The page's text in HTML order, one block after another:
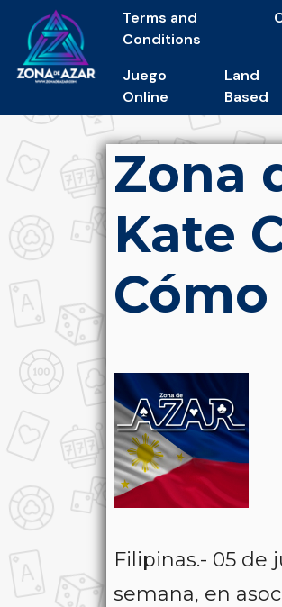
Terms and
Conditions
Juego
Online
Land
Based
Zona
Kate
Filipinas.- 05 de
semana, en